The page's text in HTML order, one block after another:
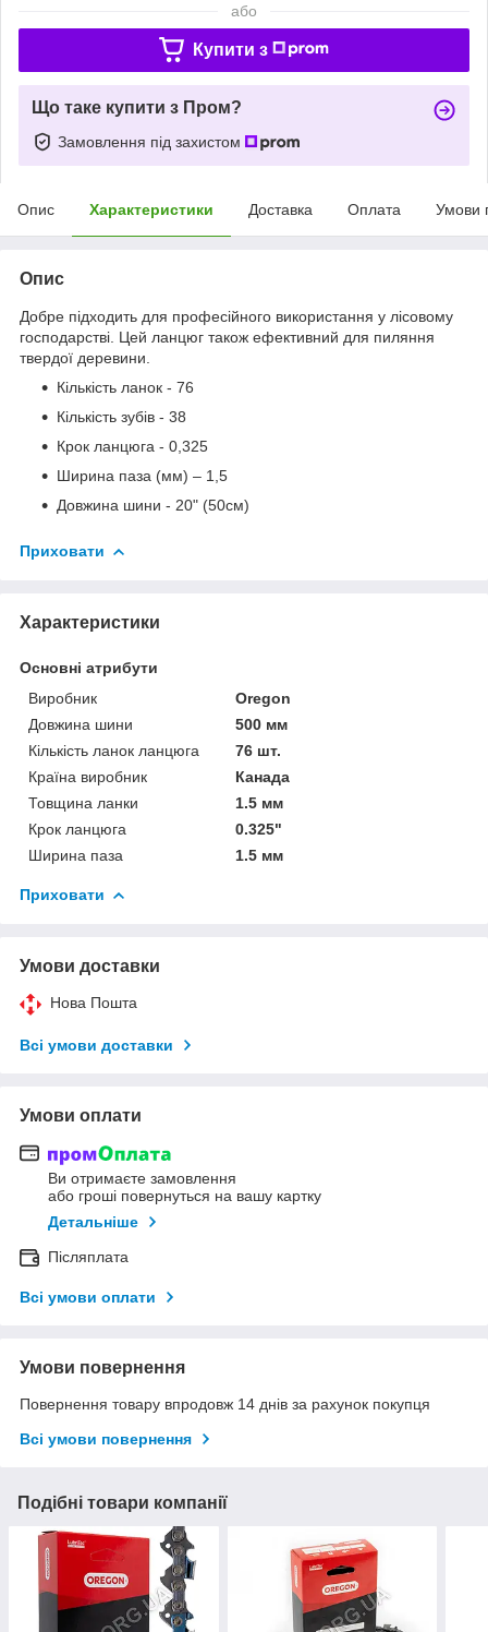
або
Купити з
Що таке купити з Пром?
Замовлення під захистом
Опис Характеристики Доставка Оплата Умови
Опис
Добре підходить для професійного використання у лісовому
господарстві. Цей ланцюг також ефективний для пиляння
твердої деревини.
Кількість ланок - 76
Кількість зубів - 38
Крок ланцюга - 0,325
Ширина паза (мм) – 1,5
Довжина шини - 20" (50см)
Приховати
Характеристики
Основні атрибути
Виробник
Oregon
Довжина шини
500 мм
Кількість ланок ланцюга
76 шт.
Країна виробник
Канада
Товщина ланки
1.5 мм
Крок ланцюга
0.325"
Ширина паза
1.5 мм
Приховати
Умови доставки
Нова Пошта
Всі умови доставки
Умови оплати
Ви отримаєте замовлення
або гроші повернуться на вашу картку
Детальніше
Післяплата
Всі умови оплати
Умови повернення
Повернення товару впродовж 14 днів за рахунок покупця
Всі умови повернення
Подібні товари компанії